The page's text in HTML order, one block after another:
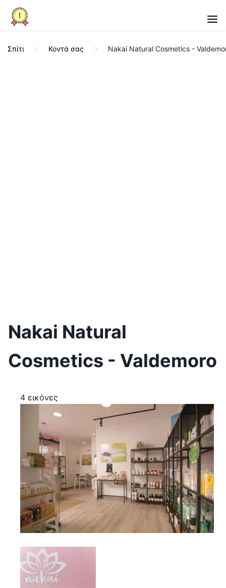
Σπίτι Κοντά σας Nakai Natural Cosmetics -
Nakai Natural
Cosmetics - Valdemoro
4 εικόνες